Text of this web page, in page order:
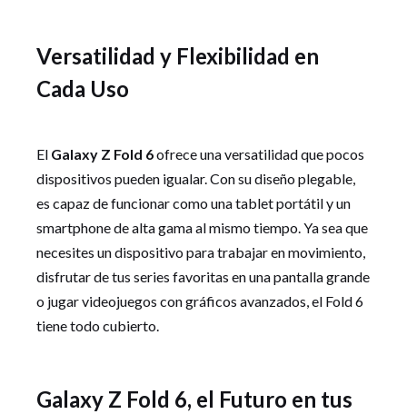
Versatilidad y Flexibilidad en
Cada Uso
El Galaxy Z Fold 6ofrece una versatilidad que pocos
dispositivos pueden igualar. Con su diseño plegable,
es capaz de funcionar como una tablet portátil y un
smartphone de alta gama al mismo tiempo. Ya sea que
necesites un dispositivo para trabajar en movimiento,
disfrutar de tus series favoritas en una pantalla grande
o jugar videojuegos con gráficos avanzados, el Fold 6
tiene todo cubierto.
Galaxy Z Fold 6, el Futuro en tus